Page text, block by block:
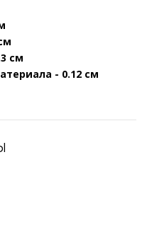
см
- 0.12 см